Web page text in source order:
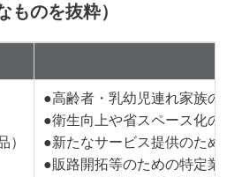
ものを抜粋）
）
●高齢者・乳幼児連れ家族の
●衛生向上や省スペース化の
●新たなサービス提供のため
●販路開拓等のための特定業務